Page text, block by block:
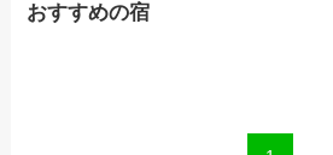
おすすめの宿